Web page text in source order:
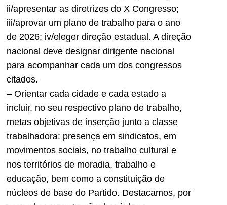
ii/apresentar as diretrizes do X Congresso;
iii/aprovar um plano de trabalho para o ano
de 2026; iv/eleger direção estadual. A direção
nacional deve designar dirigente nacional
para acompanhar cada um dos congressos
citados.
– Orientar cada cidade e cada estado a
incluir, no seu respectivo plano de trabalho,
metas objetivas de inserção junto a classe
trabalhadora: presença em sindicatos, em
movimentos sociais, no trabalho cultural e
nos territórios de moradia, trabalho e
educação, bem como a constituição de
núcleos de base do Partido. Destacamos, por